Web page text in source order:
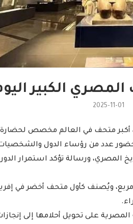
المصري الكبير
2025-11-01
أكبر متحف في العالم مخصص لحضارة
بحضور عدد من رؤساء الدول والشخصيات
المصري، ورسالة تؤكد استمرار
ويُصنف كأول متحف أخضر في
على تحويل أحلامها إلى